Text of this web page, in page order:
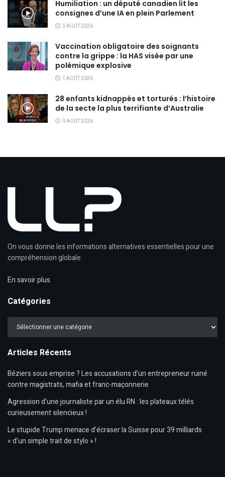
Humiliation : un député canadien lit les
consignes d’une IA en plein Parlement
3 AOÛT 2026
Vaccination obligatoire des soignants
contre la grippe : la HAS visée par une
polémique explosive
1 AOÛT 2026
28 enfants kidnappés et torturés : l’histoire
de la secte la plus terrifiante d’Australie
3 AOÛT 2026
On vous donne les informations alternatives essentielles pour une
compréhension globale.
En savoir plus
Catégories
Catégories
Articles Récents
Béziers sous emprise ? Les accusations d’un entrepreneur ruiné
contre magistrats, mafia et franc-maçonnerie
Agression d’une journaliste par un élu RN : les plateaux télés
curieusement silencieux !
Le stupide Trump menace d’écraser la Suisse pour 39 milliards
« d’un simple trait de stylo » !